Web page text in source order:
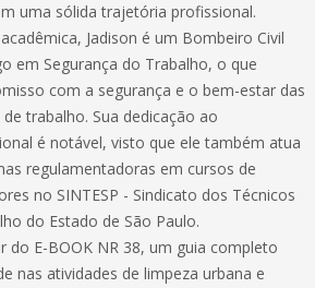
uma sólida trajetória profissional.
Jadison é um Bombeiro Civil
em Segurança do Trabalho, o que
com a segurança e o bem-estar das
trabalho. Sua dedicação ao
é notável, visto que ele também atua
regulamentadoras em cursos de
no SINTESP - Sindicato dos Técnicos
do Estado de São Paulo.
do E-BOOK NR 38, um guia completo
nas atividades de limpeza urbana e